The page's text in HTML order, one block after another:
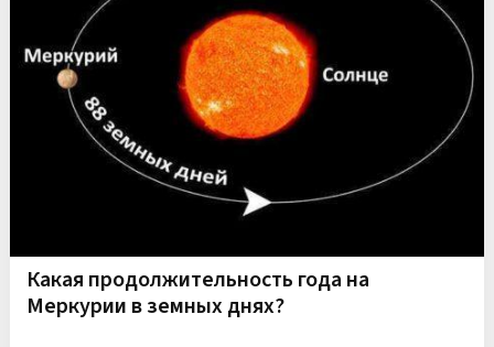
Какая продолжительность года на
Меркурии в земных днях?